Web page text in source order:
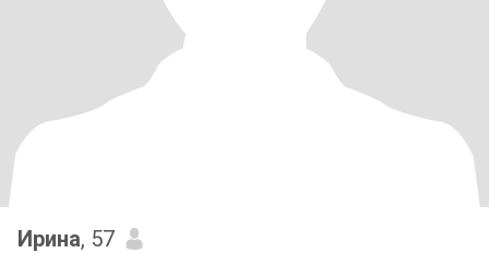
Ирина, 57